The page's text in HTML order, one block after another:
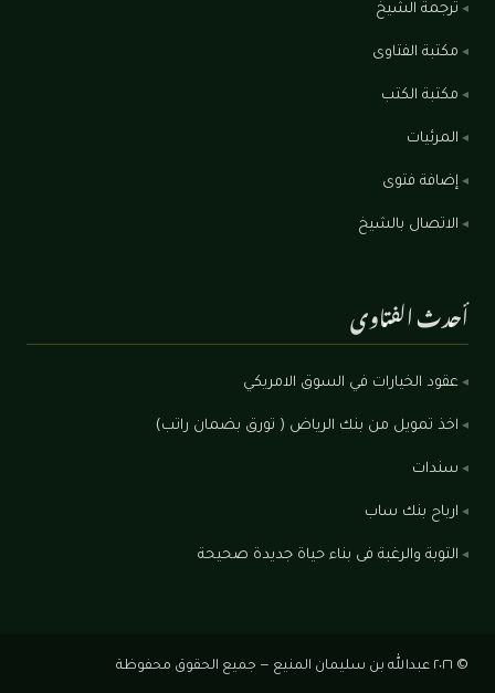
ترجمة الشيخ
مكتبة الفتاوى
مكتبة الكتب
المرئيات
إضافة فتوى
الاتصال بالشيخ
أحدث الفتاوى
عقود الخيارات في السوق الامريكي
اخذ تمويل من بنك الرياض ( تورق بضمان راتب)
سندات
ارباح بنك ساب
التوبة والرغبة فى بناء حياة جديدة صحيحة
© ٢٠٢٦ عبدالله بن سليمان المنيع — جميع الحقوق محفوظة